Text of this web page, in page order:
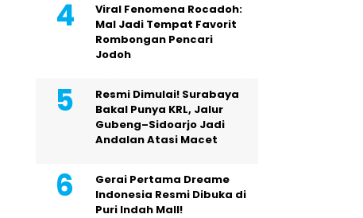
Viral Fenomena Rocadoh:
Mal Jadi Tempat Favorit
Rombongan Pencari
Jodoh
Resmi Dimulai! Surabaya
Bakal Punya KRL, Jalur
Gubeng–Sidoarjo Jadi
Andalan Atasi Macet
Gerai Pertama Dreame
Indonesia Resmi Dibuka di
Puri Indah Mall!